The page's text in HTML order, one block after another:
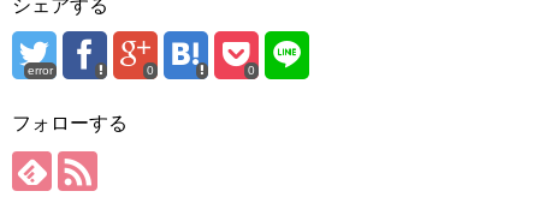
シェアする
error 0 0
フォローする